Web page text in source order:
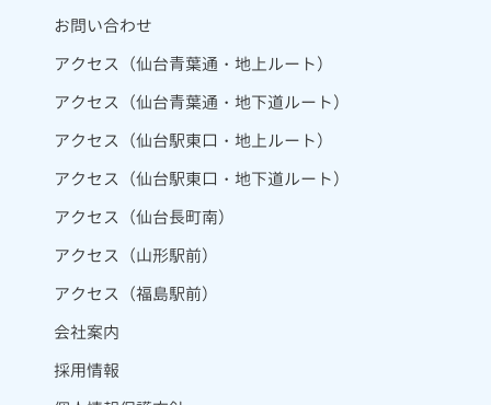
お問い合わせ
アクセス（仙台青葉通・地上ルート）
アクセス（仙台青葉通・地下道ルート）
アクセス（仙台駅東口・地上ルート）
アクセス（仙台駅東口・地下道ルート）
アクセス（仙台長町南）
アクセス（山形駅前）
アクセス（福島駅前）
会社案内
採用情報